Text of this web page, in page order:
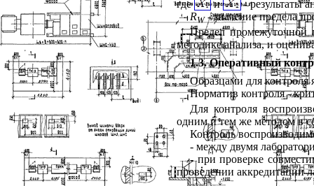
где и
- результаты
RW- значение предела
Предел промежуточной
методике анализа, и
1.3. Оперативный
Образцами для
Норматив контроля -
Для контроля
одним и тем же методом в
Контроль
- между двумя
- при проверке
проведении аккредитации